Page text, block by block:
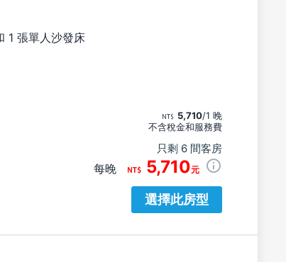
1 張單人沙發床
5,710/1 晚
不含稅金和服務費
只剩 6 間客房
每晚 5,710元
選擇此房型